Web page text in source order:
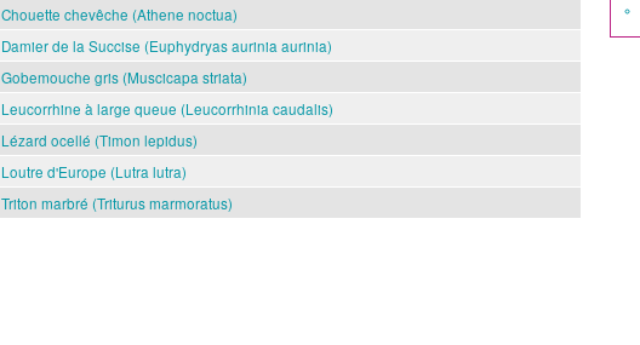
Chouette chevêche (Athene noctua)
Damier de la Succise (Euphydryas aurinia aurinia)
Gobemouche gris (Muscicapa striata)
Leucorrhine à large queue (Leucorrhinia caudalis)
Lézard ocellé (Timon lepidus)
Loutre d'Europe (Lutra lutra)
Triton marbré (Triturus marmoratus)